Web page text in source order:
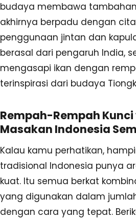
budaya membawa
akhirnya berpadu dengan
penggunaan jintan dan
berasal dari pengaruh India,
mengasapi ikan dengan
terinspirasi dari budaya
Rempah-Rempah
Masakan Indonesia
Kalau kamu perhatikan,
tradisional Indonesia punya
kuat. Itu semua berkat
yang digunakan dalam
dengan cara yang tepat.